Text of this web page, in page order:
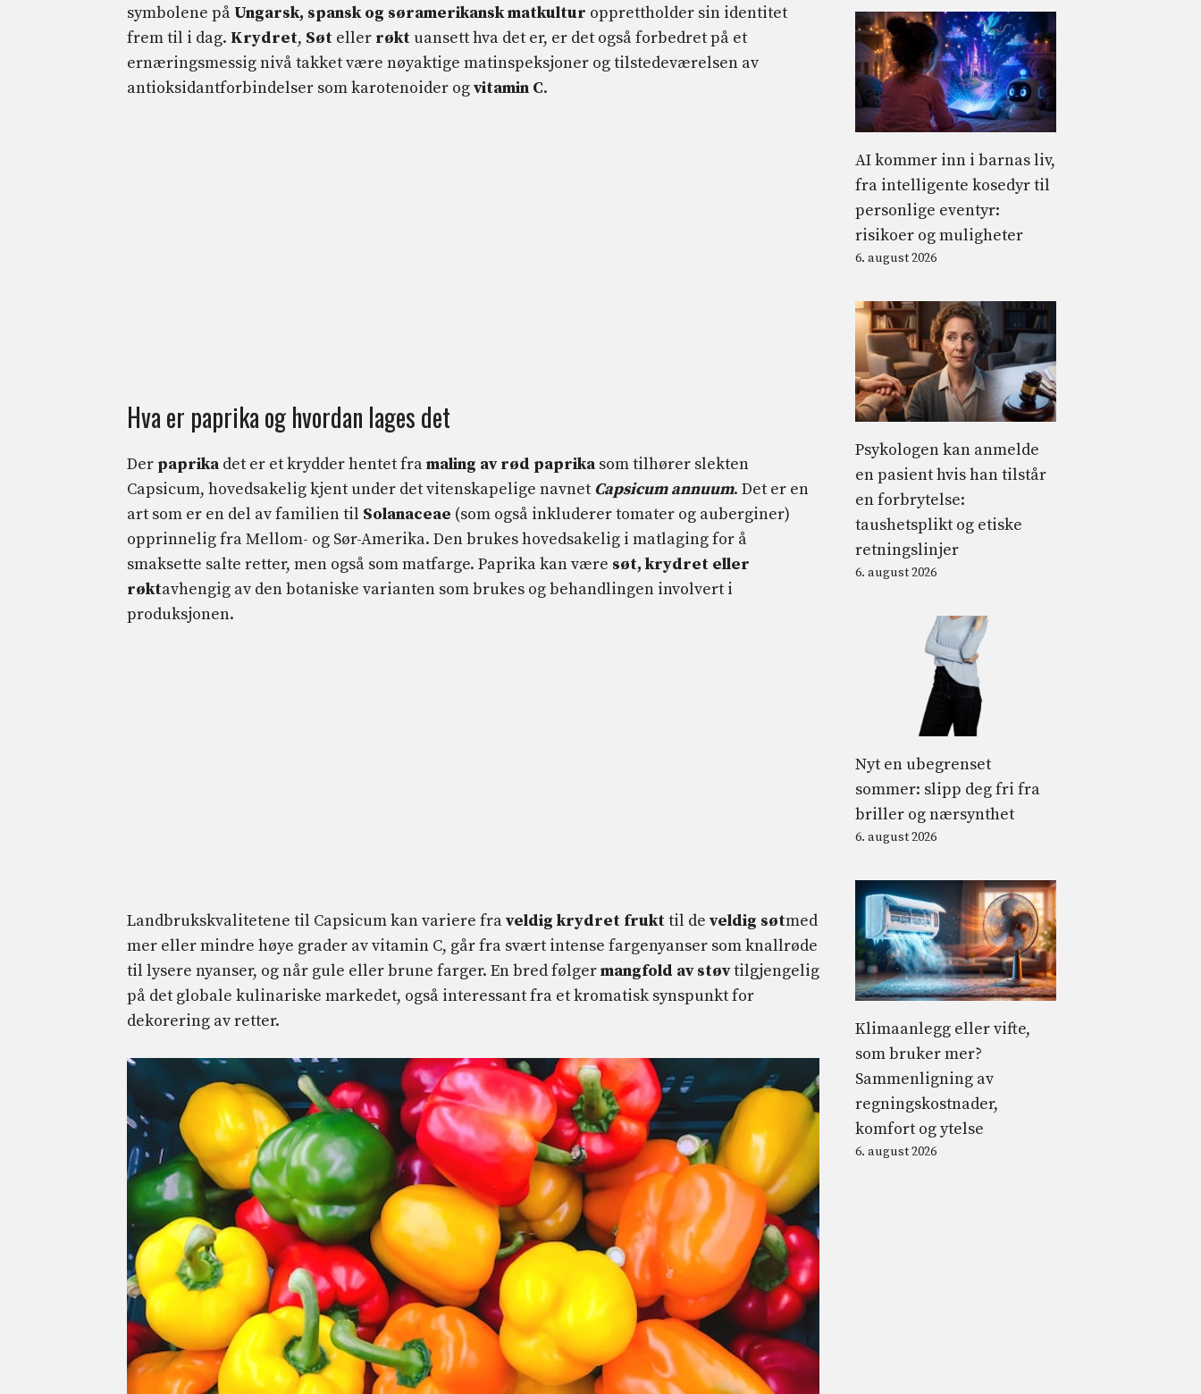
symbolene på Ungarsk, spansk og søramerikansk matkultur opprettholder sin identitet
frem til i dag. Krydret, Søt eller røkt uansett hva det er, er det også forbedret på et
ernæringsmessig nivå takket være nøyaktige matinspeksjoner og tilstedeværelsen av
antioksidantforbindelser som karotenoider ogvitamin C.
Hva er paprika og hvordan lages det
Der paprika det er et krydder hentet framaling av rød paprika som tilhører slekten
Capsicum, hovedsakelig kjent under det vitenskapelige navnet Capsicum annuum. Det er en
art som er en del av familien til Solanaceae (som også inkluderer tomater og auberginer)
opprinnelig fra Mellom- og Sør-Amerika. Den brukes hovedsakelig i matlaging for å
smaksette salte retter, men også som matfarge. Paprika kan være søt, krydret eller
røktavhengig av den botaniske varianten som brukes og behandlingen involvert i
produksjonen.
Landbrukskvalitetene til Capsicum kan variere fraveldig krydret frukttil de veldig søtmed
mer eller mindre høye grader av vitamin C, går fra svært intense fargenyanser som knallrøde
til lysere nyanser, og når gule eller brune farger. En bred følgermangfold av støvtilgjengelig
på det globale kulinariske markedet, også interessant fra et kromatisk synspunkt for
dekorering av retter.
AI kommer inn i barnas liv,
fra intelligente kosedyr til
personlige eventyr:
risikoer og muligheter
6. august 2026
Psykologen kan anmelde
en pasient hvis han tilstår
en forbrytelse:
taushetsplikt og etiske
retningslinjer
6. august 2026
Nyt en ubegrenset
sommer: slipp deg fri fra
briller og nærsynthet
6. august 2026
Klimaanlegg eller vifte,
som bruker mer?
Sammenligning av
regningskostnader,
komfort og ytelse
6. august 2026